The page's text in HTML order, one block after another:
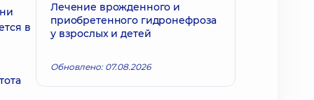
в
Лечение врожденного и
приобретенного гидронефроза
у взрослых и детей
Обновлено: 07.08.2026